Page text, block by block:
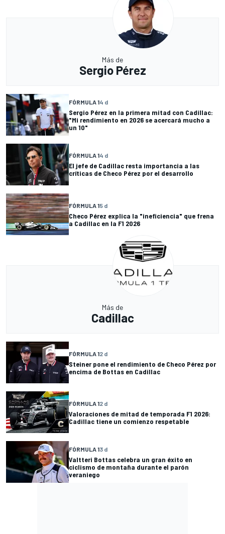
Más de
Sergio Pérez
FÓRMULA 14 d
Sergio Pérez en la primera mitad con Cadillac:
"Mi rendimiento en 2026 se acercará mucho a
un 10"
FÓRMULA 14 d
El jefe de Cadillac resta importancia a las
críticas de Checo Pérez por el desarrollo
FÓRMULA 15 d
Checo Pérez explica la "ineficiencia" que frena
a Cadillac en la F1 2026
Más de
Cadillac
FÓRMULA 12 d
Steiner pone el rendimiento de Checo Pérez por
encima de Bottas en Cadillac
FÓRMULA 12 d
Valoraciones de mitad de temporada F1 2026:
Cadillac tiene un comienzo respetable
FÓRMULA 13 d
Valtteri Bottas celebra un gran éxito en
ciclismo de montaña durante el parón
veraniego